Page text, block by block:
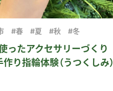
ったアクセサリーづくり
作り指輪体験（うつくしみ）
#春 #夏 #秋 #冬